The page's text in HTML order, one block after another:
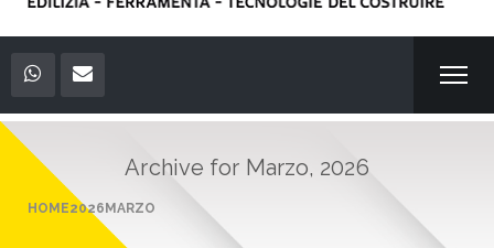
Archive for Marzo, 2026
HOME2026MARZO